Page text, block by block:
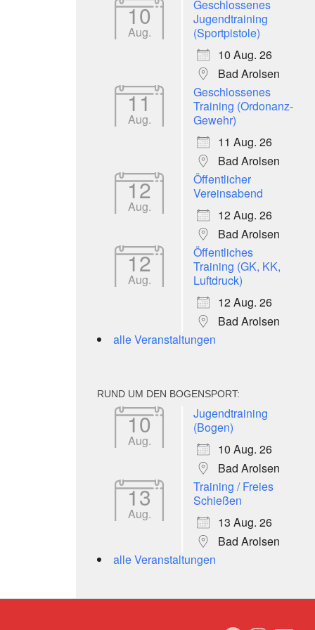
10
Aug.
Geschlossenes
Jugendtraining
(Sportpistole)
10 Aug. 26
Bad Arolsen
11
Aug.
Geschlossenes
Training (Ordonanz-
Gewehr)
11 Aug. 26
Bad Arolsen
12
Aug.
Öffentlicher
Vereinsabend
12 Aug. 26
Bad Arolsen
12
Aug.
Öffentliches
Training (GK, KK,
Luftdruck)
12 Aug. 26
Bad Arolsen
alle Veranstaltungen
RUND UM DEN BOGENSPORT:
10
Aug.
Jugendtraining
(Bogen)
10 Aug. 26
Bad Arolsen
13
Aug.
Training / Freies
Schießen
13 Aug. 26
Bad Arolsen
alle Veranstaltungen